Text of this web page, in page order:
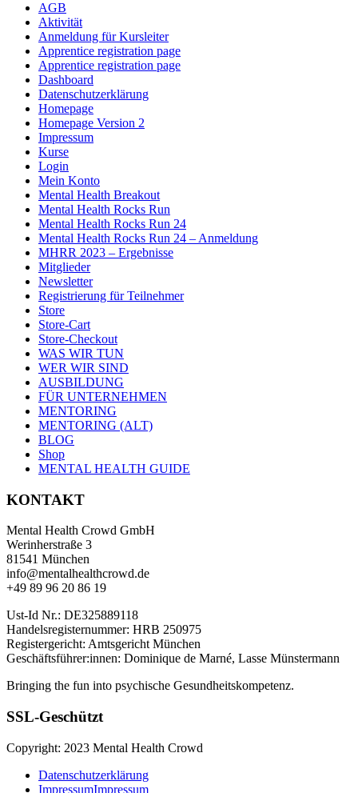
AGB
Aktivität
Anmeldung für Kursleiter
Apprentice registration page
Apprentice registration page
Dashboard
Datenschutzerklärung
Homepage
Homepage Version 2
Impressum
Kurse
Login
Mein Konto
Mental Health Breakout
Mental Health Rocks Run
Mental Health Rocks Run 24
Mental Health Rocks Run 24 – Anmeldung
MHRR 2023 – Ergebnisse
Mitglieder
Newsletter
Registrierung für Teilnehmer
Store
Store-Cart
Store-Checkout
WAS WIR TUN
WER WIR SIND
AUSBILDUNG
FÜR UNTERNEHMEN
MENTORING
MENTORING (ALT)
BLOG
Shop
MENTAL HEALTH GUIDE
KONTAKT
Mental Health Crowd GmbH
Werinherstraße 3
81541 München
info@mentalhealthcrowd.de
+49 89 96 20 86 19
Ust-Id Nr.: DE325889118
Handelsregisternummer: HRB 250975
Registergericht: Amtsgericht München
Geschäftsführer:innen: Dominique de Marné, Lasse Münstermann
Bringing the fun into psychische Gesundheitskompetenz.
SSL-Geschützt
Copyright: 2023 Mental Health Crowd
Datenschutzerklärung
ImpressumImpressum